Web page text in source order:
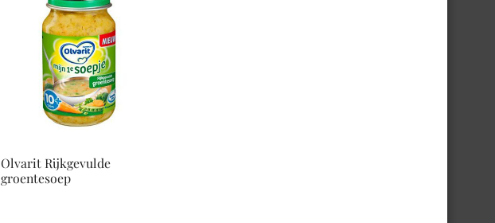
Olvarit Rijkgevulde
groentesoep